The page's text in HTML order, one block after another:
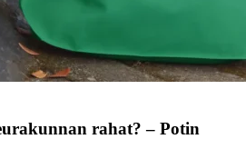
rahat? – Potin